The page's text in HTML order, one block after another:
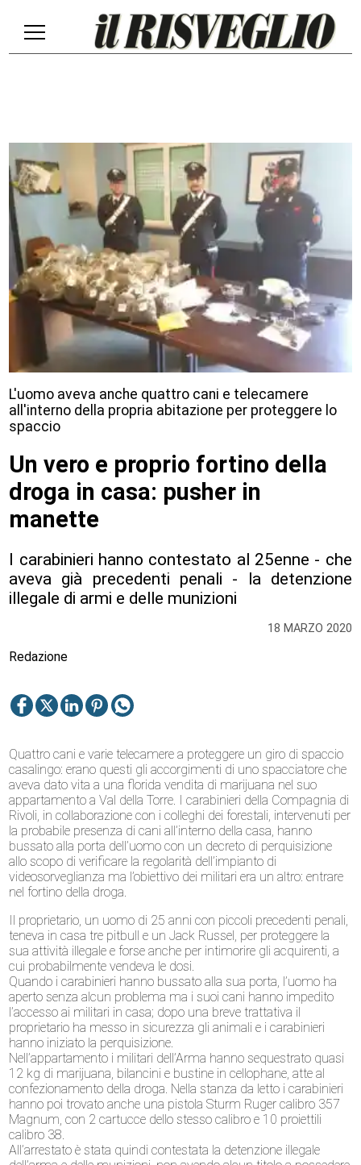
18 MARZO 2020
L'uomo aveva anche quattro cani e telecamere
all'interno della propria abitazione per proteggere lo
spaccio
Un vero e proprio fortino della
droga in casa: pusher in
manette
I carabinieri hanno contestato al 25enne - che
aveva già precedenti penali - la detenzione
illegale di armi e delle munizioni
Redazione
Quattro cani e varie telecamere a proteggere un giro di spaccio
casalingo: erano questi gli accorgimenti di uno spacciatore che
aveva dato vita a una florida vendita di marijuana nel suo
appartamento a Val della Torre. I carabinieri della Compagnia di
Rivoli, in collaborazione con i colleghi dei forestali, intervenuti per
la probabile presenza di cani all’interno della casa, hanno
bussato alla porta dell’uomo con un decreto di perquisizione
allo scopo di verificare la regolarità dell’impianto di
videosorveglianza ma l’obiettivo dei militari era un altro: entrare
nel fortino della droga.
Il proprietario, un uomo di 25 anni con piccoli precedenti penali,
teneva in casa tre pitbull e un Jack Russel, per proteggere la
sua attività illegale e forse anche per intimorire gli acquirenti, a
cui probabilmente vendeva le dosi.
Quando i carabinieri hanno bussato alla sua porta, l’uomo ha
aperto senza alcun problema ma i suoi cani hanno impedito
l’accesso ai militari in casa; dopo una breve trattativa il
proprietario ha messo in sicurezza gli animali e i carabinieri
hanno iniziato la perquisizione.
Nell’appartamento i militari dell’Arma hanno sequestrato quasi
12 kg di marijuana, bilancini e bustine in cellophane, atte al
confezionamento della droga. Nella stanza da letto i carabinieri
hanno poi trovato anche una pistola Sturm Ruger calibro 357
Magnum, con 2 cartucce dello stesso calibro e 10 proiettili
calibro 38.
All’arrestato è stata quindi contestata la detenzione illegale